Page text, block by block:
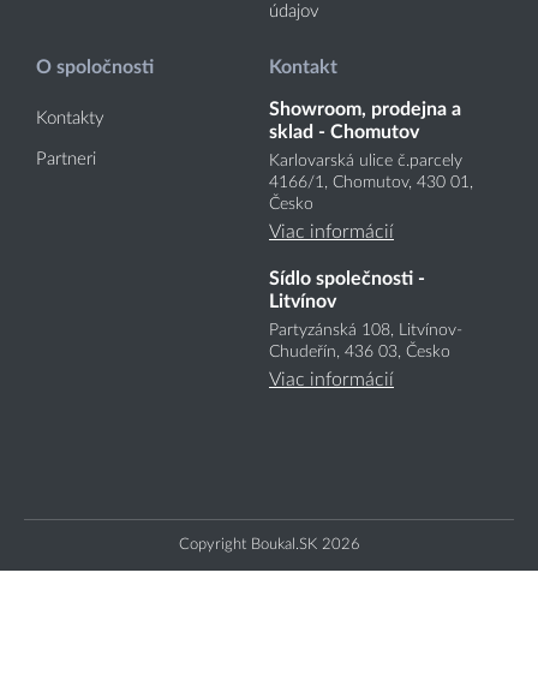
údajov
O spoločnosti
Kontakty
Partneri
Kontakt
Showroom, prodejna a
sklad - Chomutov
Karlovarská ulice č.parcely
4166/1, Chomutov, 430 01,
Česko
Viac informácií
Sídlo společnosti -
Litvínov
Partyzánská 108, Litvínov-
Chudeřín, 436 03, Česko
Viac informácií
Copyright Boukal.SK 2026